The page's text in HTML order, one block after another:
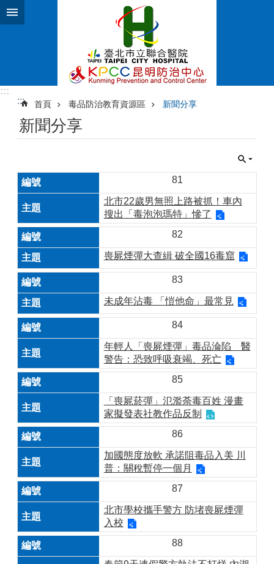
跳到主要內容區塊
:::
:::
首頁 毒品防治教育資源區 新聞分享
新聞分享
81
北市22歲男無照上路被抓！車內
搜出「毒泡泡瑪特」慘了
82
喪屍煙彈大查緝 破全國16毒窟
83
未成年沾毒 「愷他命」最常見
84
年輕人「喪屍煙彈」毒品淪陷 醫
警告：恐致呼吸衰竭、死亡
85
「喪屍菸彈」氾濫荼毒百姓 漫畫
家擬發表社教作品反制
86
加國態度放軟 承諾阻毒品入美 川
普：關稅暫停一個月
87
北市學校攜手警方 防堵喪屍煙彈
入校
88